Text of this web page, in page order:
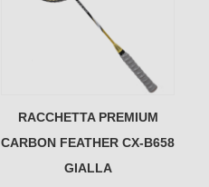
RACCHETTA PREMIUM
CARBON FEATHER CX-B658
GIALLA